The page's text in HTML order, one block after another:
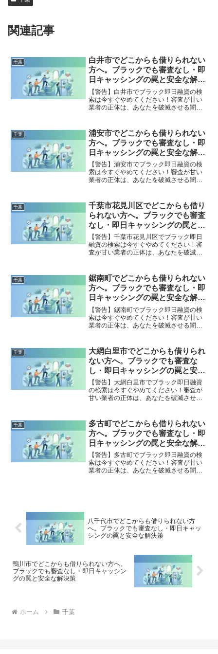
関連記事
千葉
白井市でどこからも借りられない
方へ。ブラックでも審査なし・即
日キャッシングの罠と安全な解決
策
【警告】白井市でブラック即日融資の検
索は今すぐやめてください！審査が甘い
業者の正体は、あなたを破滅させる闇金
市で違法業者を避け、借金地獄から抜け
出した方々の実体験と確実な解決策を完
全公開。
千葉
浦安市でどこからも借りられない
方へ。ブラックでも審査なし・即
日キャッシングの罠と安全な解決
策
【警告】浦安市でブラック即日融資の検
索は今すぐやめてください！審査が甘い
業者の正体は、あなたを破滅させる闇金
市で違法業者を避け、借金地獄から抜け
出した方々の実体験と確実な解決策を完
全公開。
千葉
千葉市花見川区でどこからも借り
られない方へ。ブラックでも審査
なし・即日キャッシングの罠と安
全な解決策
【警告】千葉市花見川区でブラック即日
融資の検索は今すぐやめてください！審
査が甘い業者の正体は、あなたを破滅さ
す。千葉市花見川区で違法業者を避け、
借金地獄から抜け出した方々の実体験と
確実な解決策を完全公開。
千葉
鋸南町でどこからも借りられない
方へ。ブラックでも審査なし・即
日キャッシングの罠と安全な解決
策
【警告】鋸南町でブラック即日融資の検
索は今すぐやめてください！審査が甘い
業者の正体は、あなたを破滅させる闇金
町で違法業者を避け、借金地獄から抜け
出した方々の実体験と確実な解決策を完
全公開。
千葉
大網白里市でどこからも借りられ
ない方へ。ブラックでも審査な
し・即日キャッシングの罠と安全
な解決策
【警告】大網白里市でブラック即日融資
の検索は今すぐやめてください！審査が
甘い業者の正体は、あなたを破滅させる
大網白里市で違法業者を避け、借金地獄
から抜け出した方々の実体験と確実な解
決策を完全公開。
千葉
多古町でどこからも借りられない
方へ。ブラックでも審査なし・即
日キャッシングの罠と安全な解決
策
【警告】多古町でブラック即日融資の検
索は今すぐやめてください！審査が甘い
業者の正体は、あなたを破滅させる闇金
八千代市でどこからも借りられない方
へ。ブラックでも審査なし・即日キャッ
シングの罠と安全な解決策
鴨川市でどこからも借りられない方へ。
ブラックでも審査なし・即日キャッシン
グの罠と安全な解決策
ホーム 千葉